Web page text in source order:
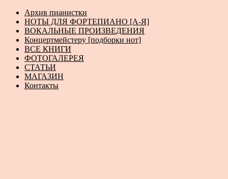
Архив пианистки
НОТЫ ДЛЯ ФОРТЕПИАНО [А-Я]
ВОКАЛЬНЫЕ ПРОИЗВЕДЕНИЯ
Концертмейстеру [подборки нот]
ВСЕ КНИГИ
ФОТОГАЛЕРЕЯ
СТАТЬИ
МАГАЗИН
Контакты